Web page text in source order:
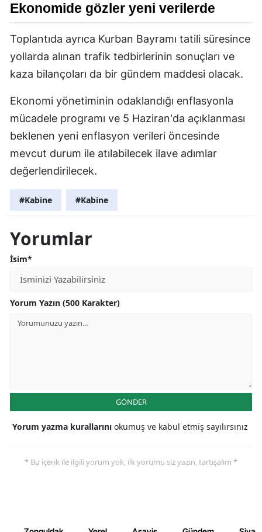
Ekonomide gözler yeni verilerde
Toplantıda ayrıca Kurban Bayramı tatili süresince
yollarda alınan trafik tedbirlerinin sonuçları ve
kaza bilançoları da bir gündem maddesi olacak.
Ekonomi yönetiminin odaklandığı enflasyonla
mücadele programı ve 5 Haziran'da açıklanması
beklenen yeni enflasyon verileri öncesinde
mevcut durum ile atılabilecek ilave adımlar
değerlendirilecek.
#Kabine #Kabine
Yorumlar
İsim*
Yorum Yazın (500 Karakter)
GÖNDER
Yorum yazma kurallarını okumuş ve kabul etmiş sayılırsınız
* Bu içerik ile ilgili yorum yok, ilk yorumu siz yazın, tartışalım *